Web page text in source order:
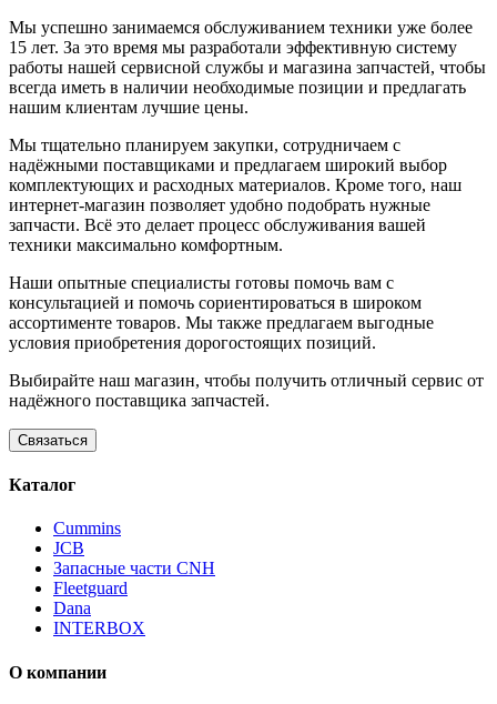
Мы успешно занимаемся обслуживанием техники уже более
15 лет. За это время мы разработали эффективную систему
работы нашей сервисной службы и магазина запчастей, чтобы
всегда иметь в наличии необходимые позиции и предлагать
нашим клиентам лучшие цены.
Мы тщательно планируем закупки, сотрудничаем с
надёжными поставщиками и предлагаем широкий выбор
комплектующих и расходных материалов. Кроме того, наш
интернет-магазин позволяет удобно подобрать нужные
запчасти. Всё это делает процесс обслуживания вашей
техники максимально комфортным.
Наши опытные специалисты готовы помочь вам с
консультацией и помочь сориентироваться в широком
ассортименте товаров. Мы также предлагаем выгодные
условия приобретения дорогостоящих позиций.
Выбирайте наш магазин, чтобы получить отличный сервис от
надёжного поставщика запчастей.
Связаться
Каталог
Cummins
JCB
Запасные части CNH
Fleetguard
Dana
INTERBOX
О компании